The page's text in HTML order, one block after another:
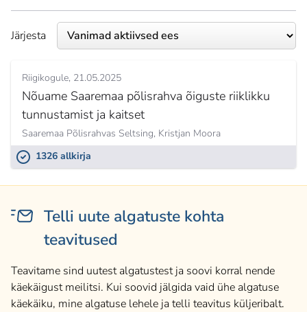
Järjesta
Riigikogule 21.05.2025
Nõuame Saaremaa põlisrahva õiguste riiklikku
tunnustamist ja kaitset
Saaremaa Põlisrahvas Seltsing, Kristjan Moora
1326 allkirja
Telli uute algatuste kohta
teavitused
Teavitame sind uutest algatustest ja soovi korral nende
käekäigust meilitsi. Kui soovid jälgida vaid ühe algatuse
käekäiku, mine algatuse lehele ja telli teavitus küljeribalt.